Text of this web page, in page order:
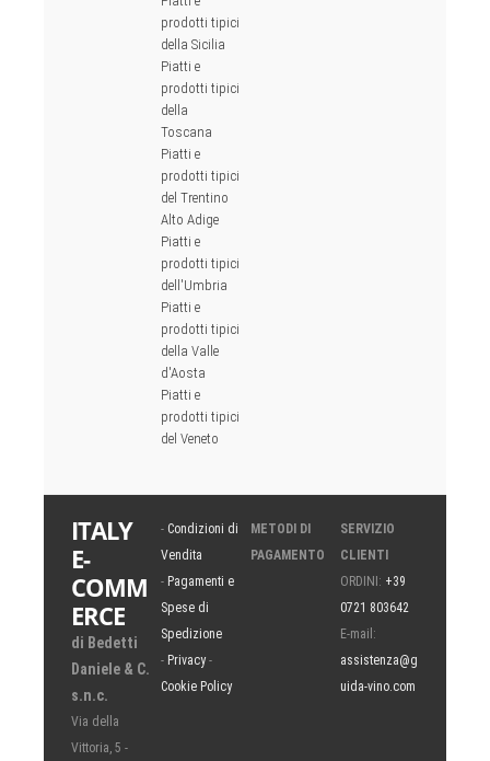
prodotti tipici
della Sicilia
Piatti e
prodotti tipici
della
Toscana
Piatti e
prodotti tipici
del Trentino
Alto Adige
Piatti e
prodotti tipici
dell'Umbria
Piatti e
prodotti tipici
della Valle
d'Aosta
Piatti e
prodotti tipici
del Veneto
ITALY
E-
COMM
ERCE
di Bedetti
Daniele & C.
s.n.c.
Via della
Vittoria, 5 -
- Condizioni di
Vendita
- Pagamenti e
Spese di
Spedizione
- Privacy -
Cookie Policy
METODI DI
PAGAMENTO
SERVIZIO
CLIENTI
ORDINI: +39
0721 803642
E-mail:
assistenza@g
uida-vino.com